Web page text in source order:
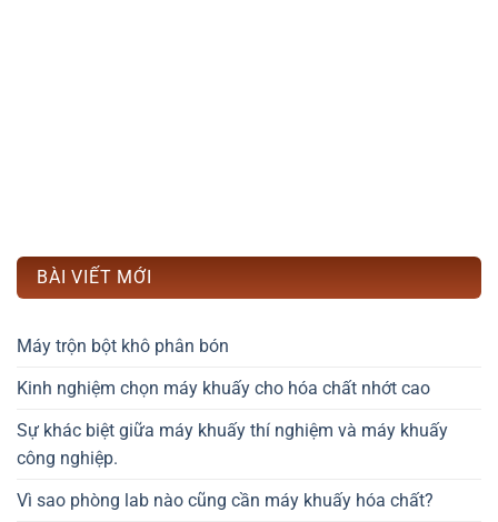
BÀI VIẾT MỚI
Máy trộn bột khô phân bón
Kinh nghiệm chọn máy khuấy cho hóa chất nhớt cao
Sự khác biệt giữa máy khuấy thí nghiệm và máy khuấy
công nghiệp.
Vì sao phòng lab nào cũng cần máy khuấy hóa chất?